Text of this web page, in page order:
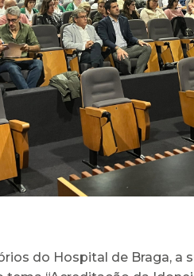
do Hospital de Braga,